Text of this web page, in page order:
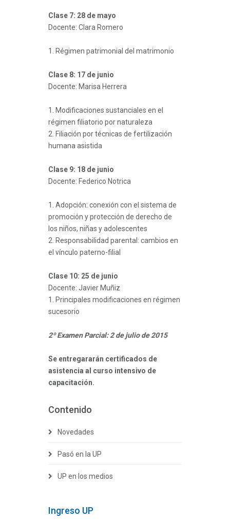
Clase 7: 28 de mayo
Docente: Clara Romero
1. Régimen patrimonial del matrimonio
Clase 8: 17 de junio
Docente: Marisa Herrera
1. Modificaciones sustanciales en el
régimen filiatorio por naturaleza
2. Filiación por técnicas de fertilización
humana asistida
Clase 9: 18 de junio
Docente: Federico Notrica
1. Adopción: conexión con el sistema de
promoción y protección de derecho de
los niños, niñas y adolescentes
2. Responsabilidad parental: cambios en
el vínculo paterno-filial
Clase 10: 25 de junio
Docente: Javier Muñiz
1. Principales modificaciones en régimen
sucesorio
2º Examen Parcial: 2 de julio de 2015
Se entregararán certificados de
asistencia al curso intensivo de
capacitación.
Contenido
Novedades
Pasó en la UP
UP en los medios
Ingreso UP